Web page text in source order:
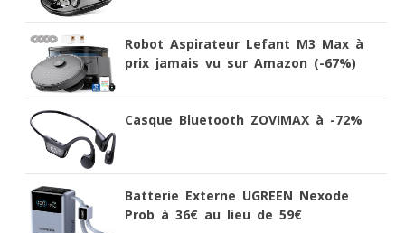
Robot Aspirateur Lefant M3 Max à
prix jamais vu sur Amazon (-67%)
Casque Bluetooth ZOVIMAX à -72%
Batterie Externe UGREEN Nexode
Prob à 36€ au lieu de 59€